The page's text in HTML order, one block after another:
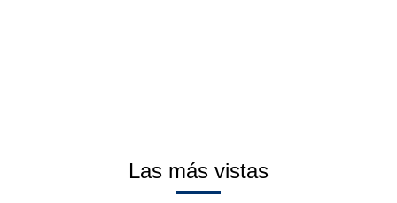
Las más vistas